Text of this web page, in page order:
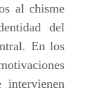
al chisme
del
En los
intervienen